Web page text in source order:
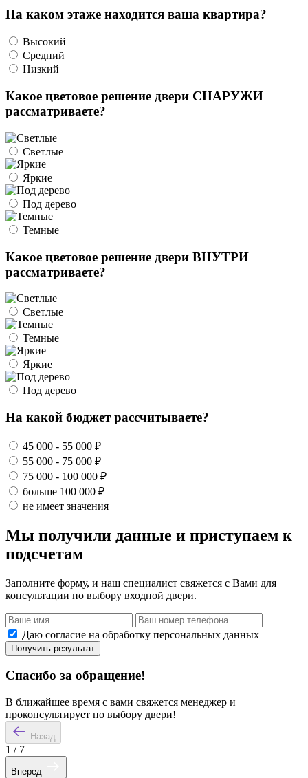
На каком этаже находится ваша квартира?
Высокий
Средний
Низкий
Какое цветовое решение двери СНАРУЖИ
рассматриваете?
Светлые
Яркие
Под дерево
Темные
Какое цветовое решение двери ВНУТРИ
рассматриваете?
Светлые
Темные
Яркие
Под дерево
На какой бюджет рассчитываете?
45 000 - 55 000 ₽
55 000 - 75 000 ₽
75 000 - 100 000 ₽
больше 100 000 ₽
не имеет значения
Мы получили данные и приступаем к
подсчетам
Заполните форму, и наш специалист свяжется с Вами для
консультации по выбору входной двери.
Даю согласие на обработку персональных данных
Получить результат
Спасибо за обращение!
В ближайшее время с вами свяжется менеджер и
проконсультирует по выбору двери!
Назад
1 / 7
Вперед